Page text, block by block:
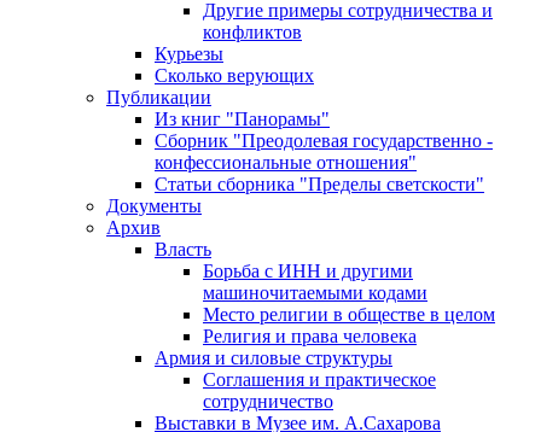
Другие примеры сотрудничества и
конфликтов
Курьезы
Сколько верующих
Публикации
Из книг "Панорамы"
Сборник "Преодолевая государственно -
конфессиональные отношения"
Статьи сборника "Пределы светскости"
Документы
Архив
Власть
Борьба с ИНН и другими
машиночитаемыми кодами
Место религии в обществе в целом
Религия и права человека
Армия и силовые структуры
Соглашения и практическое
сотрудничество
Выставки в Музее им. А.Сахарова